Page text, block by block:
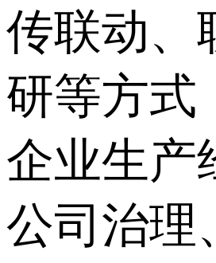
传联动、
研等方式
企业生产
公司治理